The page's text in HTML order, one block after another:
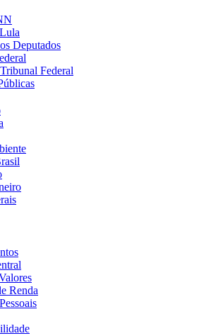
Deputados
Federal
Renda